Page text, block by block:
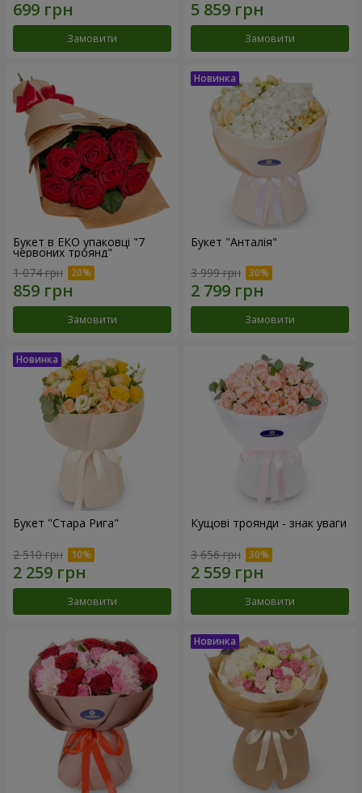
Замовити Замовити
Букет в ЕКО упаковці "7
червоних троянд"
1 074 грн
Замовити
Букет "Анталія"
3 999 грн
Замовити
Букет "Стара Рига"
2 510 грн
Замовити
Кущові троянди - знак уваги
3 656 грн
Замовити